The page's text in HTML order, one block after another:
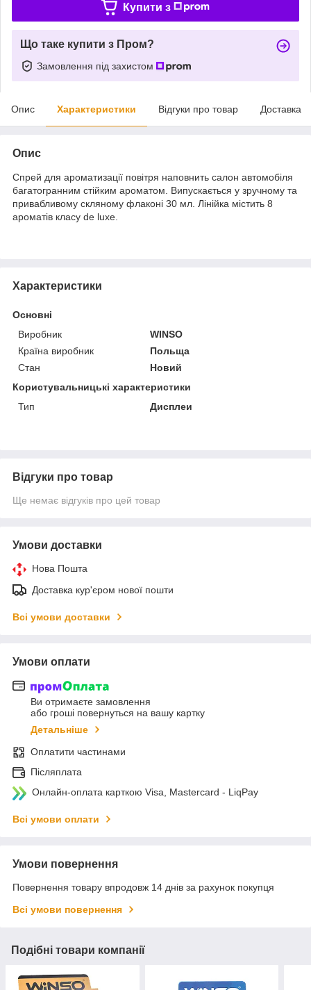
Купити з
Що таке купити з Пром?
Замовлення під захистом
Опис Характеристики Відгуки про товар Доставка
Опис
Спрей для ароматизації повітря наповнить салон автомобіля
багатогранним стійким ароматом. Випускається у зручному та
привабливому скляному флаконі 30 мл. Лінійка містить 8
ароматів класу de luxe.
Характеристики
Основні
Виробник
WINSO
Країна виробник
Польща
Стан
Новий
Користувальницькі характеристики
Тип
Дисплеи
Відгуки про товар
Ще немає відгуків про цей товар
Умови доставки
Нова Пошта
Доставка кур'єром нової пошти
Всі умови доставки
Умови оплати
Ви отримаєте замовлення
або гроші повернуться на вашу картку
Детальніше
Оплатити частинами
Післяплата
Онлайн-оплата карткою Visa, Mastercard - LiqPay
Всі умови оплати
Умови повернення
Повернення товару впродовж 14 днів за рахунок покупця
Всі умови повернення
Подібні товари компанії